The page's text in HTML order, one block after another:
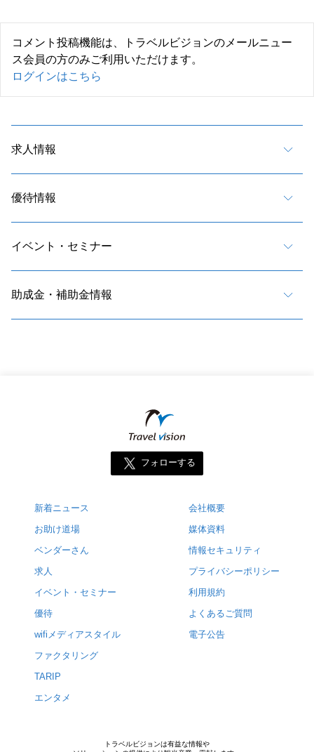
コメント投稿機能は、トラベルビジョンのメールニュー
ス会員の方のみご利用いただけます。
ログインはこちら
求人情報
優待情報
イベント・セミナー
助成金・補助金情報
フォローする
新着ニュース
お助け道場
ベンダーさん
求人
イベント・セミナー
優待
wifiメディアスタイル
ファクタリング
TARIP
エンタメ
会社概要
媒体資料
情報セキュリティ
プライバシーポリシー
利用規約
よくあるご質問
電子公告
トラベルビジョンは有益な情報や